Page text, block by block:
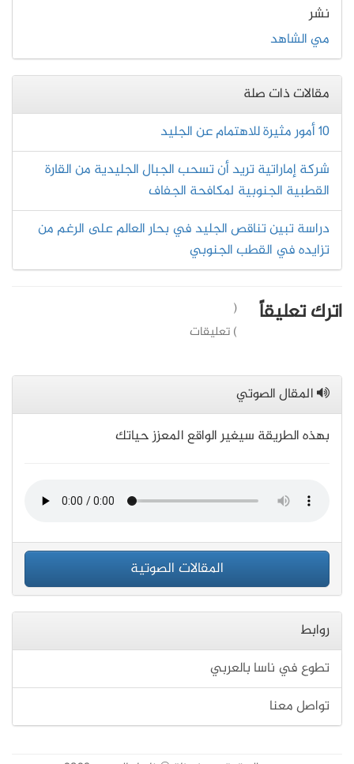
نشر
مي الشاهد
مقالات ذات صلة
10 أمور مثيرة للاهتمام عن الجليد
شركة إماراتية تريد أن تسحب الجبال الجليدية من القارة
القطبية الجنوبية لمكافحة الجفاف
دراسة تبين تناقص الجليد في بحار العالم على الرغم من
تزايده في القطب الجنوبي
اترك تعليقاً
(
) تعليقات
المقال الصوتي
​​​​​​​بهذه الطريقة سيغير الواقع المعزز حياتك
المقالات الصوتية
روابط
تطوع في ناسا بالعربي
تواصل معنا